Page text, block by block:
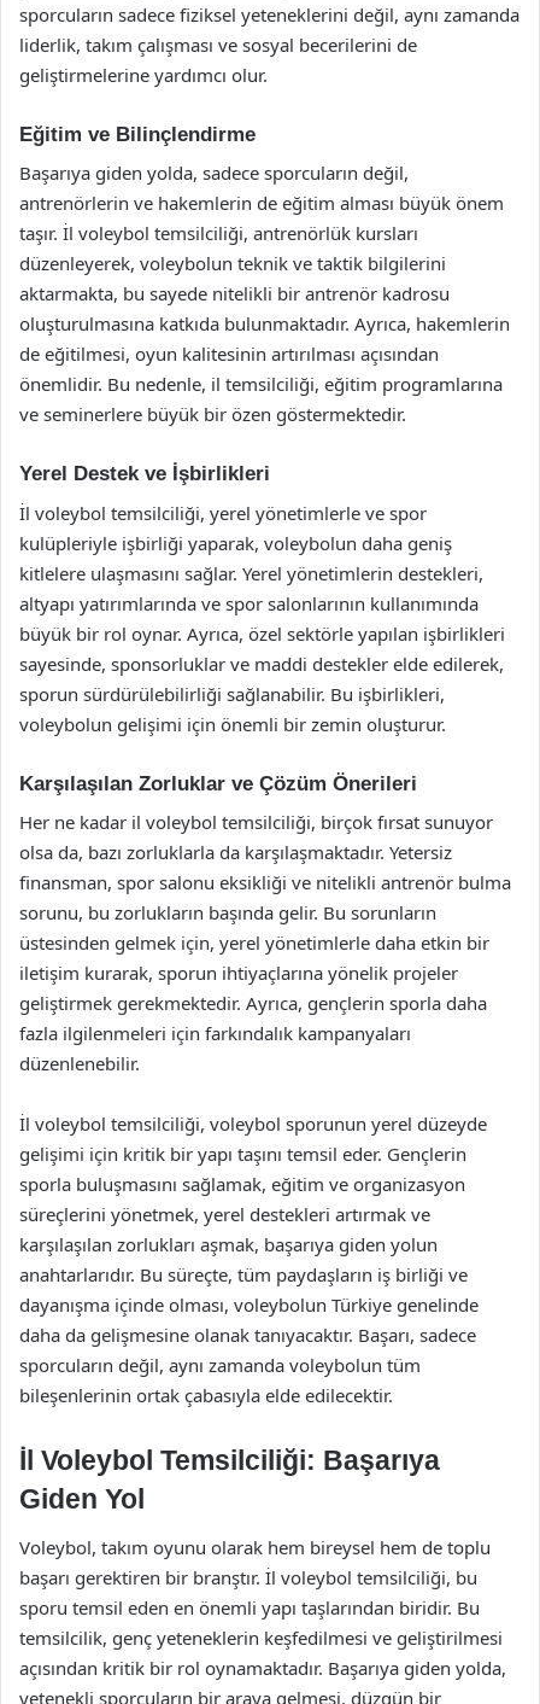
sporcuların sadece fiziksel yeteneklerini değil, aynı zamanda
liderlik, takım çalışması ve sosyal becerilerini de
geliştirmelerine yardımcı olur.
Eğitim ve Bilinçlendirme
Başarıya giden yolda, sadece sporcuların değil,
antrenörlerin ve hakemlerin de eğitim alması büyük önem
taşır. İl voleybol temsilciliği, antrenörlük kursları
düzenleyerek, voleybolun teknik ve taktik bilgilerini
aktarmakta, bu sayede nitelikli bir antrenör kadrosu
oluşturulmasına katkıda bulunmaktadır. Ayrıca, hakemlerin
de eğitilmesi, oyun kalitesinin artırılması açısından
önemlidir. Bu nedenle, il temsilciliği, eğitim programlarına
ve seminerlere büyük bir özen göstermektedir.
Yerel Destek ve İşbirlikleri
İl voleybol temsilciliği, yerel yönetimlerle ve spor
kulüpleriyle işbirliği yaparak, voleybolun daha geniş
kitlelere ulaşmasını sağlar. Yerel yönetimlerin destekleri,
altyapı yatırımlarında ve spor salonlarının kullanımında
büyük bir rol oynar. Ayrıca, özel sektörle yapılan işbirlikleri
sayesinde, sponsorluklar ve maddi destekler elde edilerek,
sporun sürdürülebilirliği sağlanabilir. Bu işbirlikleri,
voleybolun gelişimi için önemli bir zemin oluşturur.
Karşılaşılan Zorluklar ve Çözüm Önerileri
Her ne kadar il voleybol temsilciliği, birçok fırsat sunuyor
olsa da, bazı zorluklarla da karşılaşmaktadır. Yetersiz
finansman, spor salonu eksikliği ve nitelikli antrenör bulma
sorunu, bu zorlukların başında gelir. Bu sorunların
üstesinden gelmek için, yerel yönetimlerle daha etkin bir
iletişim kurarak, sporun ihtiyaçlarına yönelik projeler
geliştirmek gerekmektedir. Ayrıca, gençlerin sporla daha
fazla ilgilenmeleri için farkındalık kampanyaları
düzenlenebilir.
İl voleybol temsilciliği, voleybol sporunun yerel düzeyde
gelişimi için kritik bir yapı taşını temsil eder. Gençlerin
sporla buluşmasını sağlamak, eğitim ve organizasyon
süreçlerini yönetmek, yerel destekleri artırmak ve
karşılaşılan zorlukları aşmak, başarıya giden yolun
anahtarlarıdır. Bu süreçte, tüm paydaşların iş birliği ve
dayanışma içinde olması, voleybolun Türkiye genelinde
daha da gelişmesine olanak tanıyacaktır. Başarı, sadece
sporcuların değil, aynı zamanda voleybolun tüm
bileşenlerinin ortak çabasıyla elde edilecektir.
İl Voleybol Temsilciliği: Başarıya
Giden Yol
Voleybol, takım oyunu olarak hem bireysel hem de toplu
başarı gerektiren bir branştır. İl voleybol temsilciliği, bu
sporu temsil eden en önemli yapı taşlarından biridir. Bu
temsilcilik, genç yeteneklerin keşfedilmesi ve geliştirilmesi
açısından kritik bir rol oynamaktadır. Başarıya giden yolda,
yetenekli sporcuların bir araya gelmesi, düzgün bir